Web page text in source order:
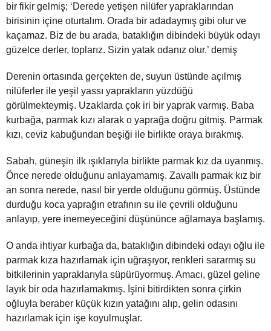
bir fikir gelmiş; ‘Derede yetişen nilüfer yapraklarından
birisinin içine oturtalım. Orada bir adadaymış gibi olur ve
kaçamaz. Biz de bu arada, bataklığın dibindeki büyük odayı
güzelce derler, toplarız. Sizin yatak odanız olur.’ demiş
Derenin ortasında gerçekten de, suyun üstünde açılmış
nilüferler ile yeşil yassı yaprakların yüzdüğü
görülmekteymiş. Uzaklarda çok iri bir yaprak varmış. Baba
kurbağa, parmak kızı alarak o yaprağa doğru gitmiş. Parmak
kızı, ceviz kabuğundan beşiği ile birlikte oraya bırakmış.
Sabah, güneşin ilk ışıklarıyla birlikte parmak kız da uyanmış.
Önce nerede olduğunu anlayamamış. Zavallı parmak kız bir
an sonra nerede, nasıl bir yerde olduğunu görmüş. Üstünde
durduğu koca yaprağın etrafının su ile çevrili olduğunu
anlayıp, yere inemeyeceğini düşününce ağlamaya başlamış.
O anda ihtiyar kurbağa da, bataklığın dibindeki odayı oğlu ile
parmak kıza hazırlamak için uğraşıyor, renkleri sararmış su
bitkilerinin yapraklarıyla süpürüyormuş. Amacı, güzel geline
layık bir oda hazırlamakmış. İşini bitirdikten sonra çirkin
oğluyla beraber küçük kızın yatağını alıp, gelin odasını
hazırlamak için işe koyulmuşlar.